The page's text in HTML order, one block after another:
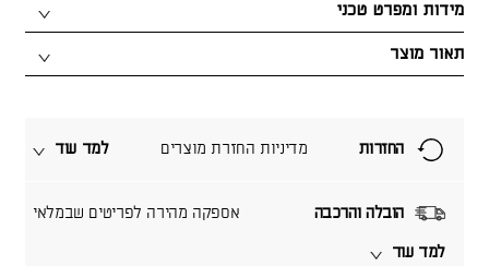
תאור מוצר
מידות ומפרט טכני
הובלה והרכבה אספקה מהירה לפריטים שבמלאי
למד עוד
החזרות מדיניות החזרת מוצרים למד עוד